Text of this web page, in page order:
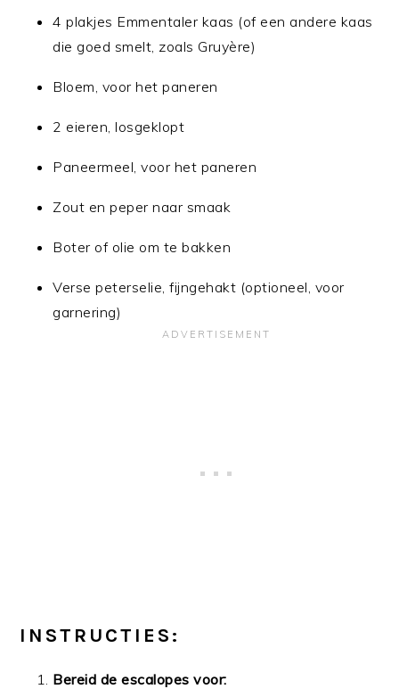
4 plakjes Emmentaler kaas (of een andere kaas
die goed smelt, zoals Gruyère)
Bloem, voor het paneren
2 eieren, losgeklopt
Paneermeel, voor het paneren
Zout en peper naar smaak
Boter of olie om te bakken
Verse peterselie, fijngehakt (optioneel, voor
garnering)
INSTRUCTIES:
Bereid de escalopes voor: